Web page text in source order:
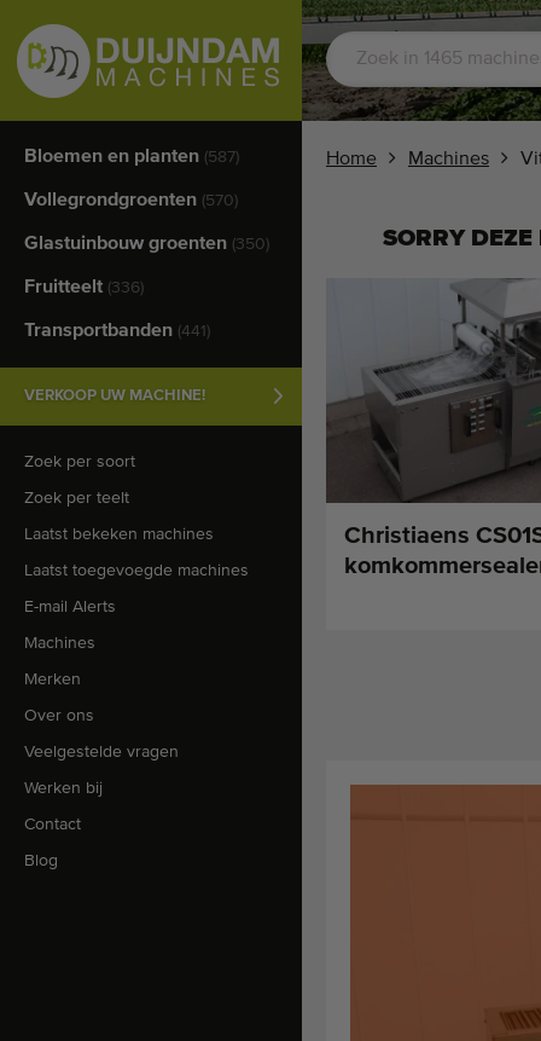
Bloemen en planten (587)
Vollegrondgroenten (570)
Glastuinbouw groenten (350)
Fruitteelt (336)
Transportbanden (441)
VERKOOP UW MACHINE!
Zoek per soort
Zoek per teelt
Laatst bekeken machines
Laatst toegevoegde machines
E-mail Alerts
Machines
Merken
Over ons
Veelgestelde vragen
Werken bij
Contact
Blog
Home Machines
SORRY
Christiaens